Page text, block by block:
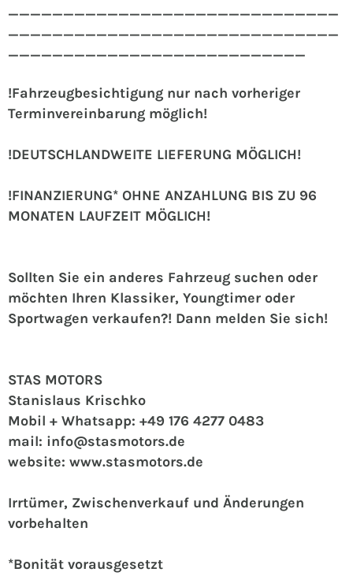
______________________________
______________________________
___________________________
!Fahrzeugbesichtigung nur nach vorheriger
Terminvereinbarung möglich!
!DEUTSCHLANDWEITE LIEFERUNG MÖGLICH!
!FINANZIERUNG* OHNE ANZAHLUNG BIS ZU 96
MONATEN LAUFZEIT MÖGLICH!
Sollten Sie ein anderes Fahrzeug suchen oder
möchten Ihren Klassiker, Youngtimer oder
Sportwagen verkaufen?! Dann melden Sie sich!
STAS MOTORS
Stanislaus Krischko
Mobil + Whatsapp: +49 176 4277 0483
mail: info@stasmotors.de
website: www.stasmotors.de
Irrtümer, Zwischenverkauf und Änderungen
vorbehalten
*Bonität vorausgesetzt